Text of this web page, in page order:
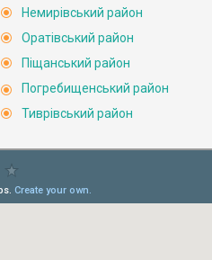
Немирівський район
Оратівський район
Піщанський район
Погребищенський район
Тиврівський район